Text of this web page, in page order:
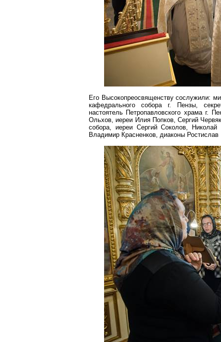
Его Высокопреосвященству сослужили:
кафедрального собора г. Пензы,
настоятель Петропавловского храма г.
Ольхов, иереи Илия Попков, Сергий
собора, иереи Сергий Соколов,
Владимир Красненков, диаконы Ростислав